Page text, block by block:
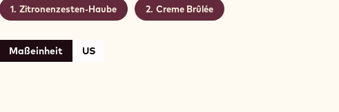
Zitronenzesten-Haube Creme Brûlée
Maßeinheit US